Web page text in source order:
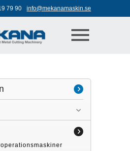
to navigation
79 90 info@mekanamaskin.se